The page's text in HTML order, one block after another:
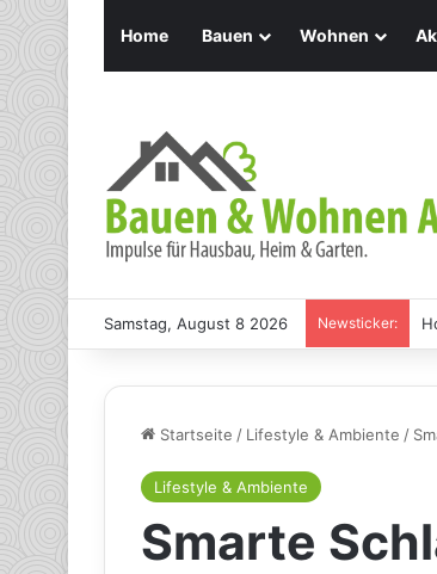
Home Bauen Wohnen
Samstag, August 8 2026 Newsticker:
Startseite / Lifestyle & Ambiente /
Lifestyle & Ambiente
Smarte